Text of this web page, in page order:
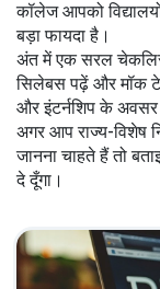
कॉलेज आपको
बड़ा फायदा है।
अंत में एक सरल
सिलेबस पढ़ें और मॉक
और इंटर्नशिप के
अगर आप राज्य-विशेष
जानना चाहते हैं तो
दे दूँगा।